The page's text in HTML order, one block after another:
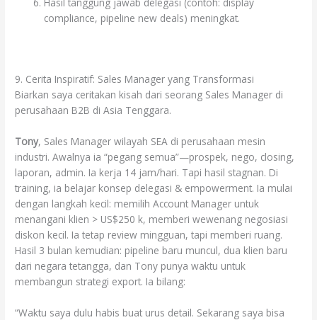
compliance, pipeline new deals) meningkat.
9. Cerita Inspiratif: Sales Manager yang Transformasi
Biarkan saya ceritakan kisah dari seorang Sales Manager di
perusahaan B2B di Asia Tenggara.
Tony, Sales Manager wilayah SEA di perusahaan mesin
industri. Awalnya ia “pegang semua”—prospek, nego, closing,
laporan, admin. Ia kerja 14 jam/hari. Tapi hasil stagnan. Di
training, ia belajar konsep delegasi & empowerment. Ia mulai
dengan langkah kecil: memilih Account Manager untuk
menangani klien > US$250 k, memberi wewenang negosiasi
diskon kecil. Ia tetap review mingguan, tapi memberi ruang.
Hasil 3 bulan kemudian: pipeline baru muncul, dua klien baru
dari negara tetangga, dan Tony punya waktu untuk
membangun strategi export. Ia bilang:
“Waktu saya dulu habis buat urus detail. Sekarang saya bisa